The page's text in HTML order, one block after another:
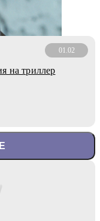
01.02
на триллер